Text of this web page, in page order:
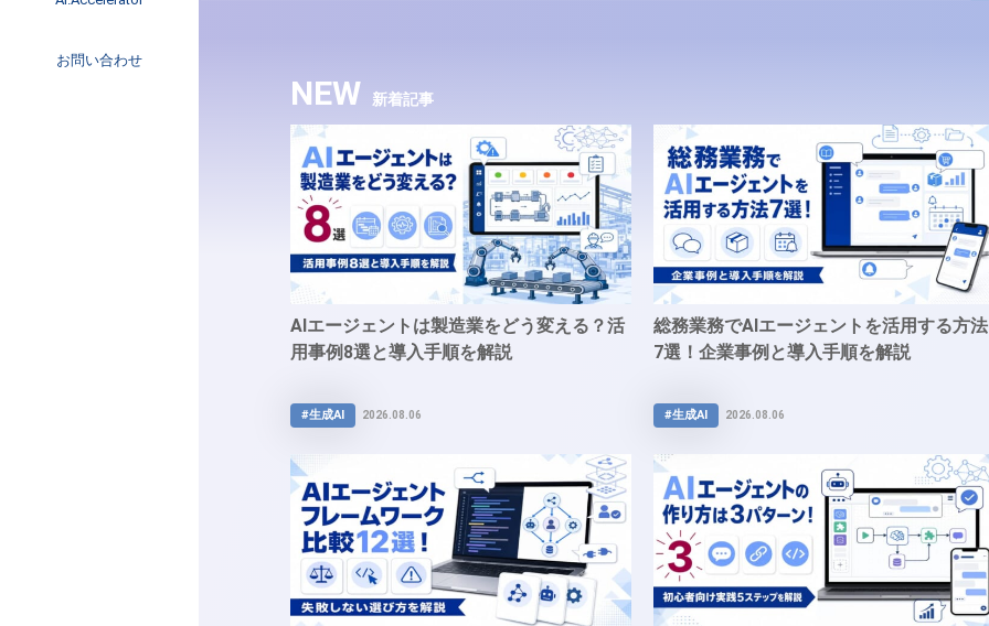
Web3
お問い合わせ
NEW 新着記事
AIエージェントは製造業をどう変える？活
用事例8選と導入手順を解説
#生成AI 2026.08.06
総務業務でAIエージェントを活用する方法
7選！企業事例と導入手順を解説
#生成AI 2026.08.06